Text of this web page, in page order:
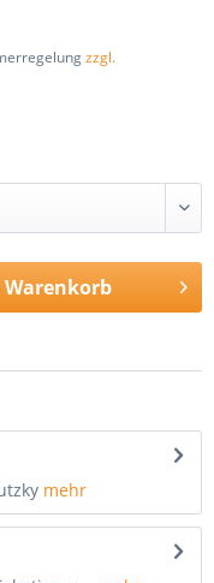
zzgl.
Warenkorb
mehr